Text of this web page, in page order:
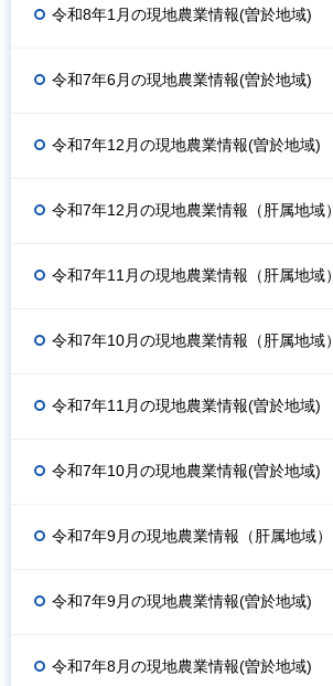
令和8年1月の現地農業情報(曽於地域)
令和7年6月の現地農業情報(曽於地域)
令和7年12月の現地農業情報(曽於地域)
令和7年12月の現地農業情報（肝属地域）
令和7年11月の現地農業情報（肝属地域）
令和7年10月の現地農業情報（肝属地域）
令和7年11月の現地農業情報(曽於地域)
令和7年10月の現地農業情報(曽於地域)
令和7年9月の現地農業情報（肝属地域）
令和7年9月の現地農業情報(曽於地域)
令和7年8月の現地農業情報(曽於地域)